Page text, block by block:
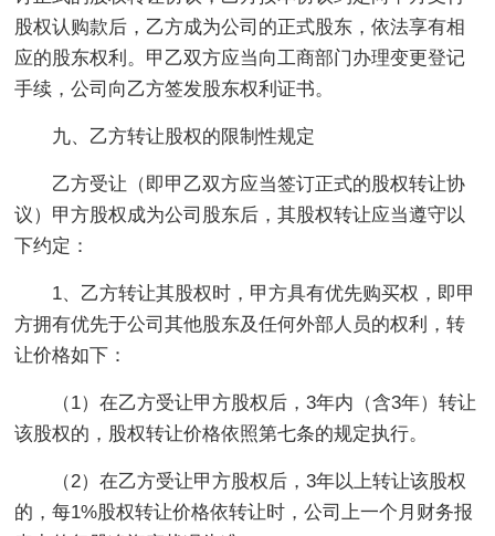
股权认购款后，乙方成为公司的正式股东，依法享有相
应的股东权利。甲乙双方应当向工商部门办理变更登记
手续，公司向乙方签发股东权利证书。
九、乙方转让股权的限制性规定
乙方受让（即甲乙双方应当签订正式的股权转让协
议）甲方股权成为公司股东后，其股权转让应当遵守以
下约定：
1、乙方转让其股权时，甲方具有优先购买权，即甲
方拥有优先于公司其他股东及任何外部人员的权利，转
让价格如下：
（1）在乙方受让甲方股权后，3年内（含3年）转让
该股权的，股权转让价格依照第七条的规定执行。
（2）在乙方受让甲方股权后，3年以上转让该股权
的，每1%股权转让价格依转让时，公司上一个月财务报